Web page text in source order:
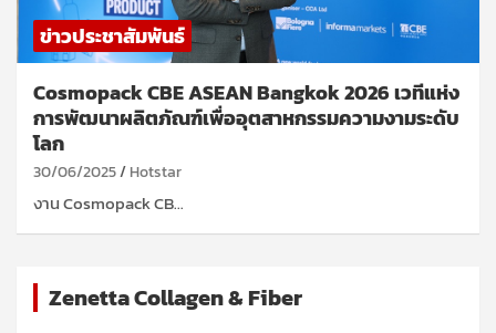
ข่าวประชาสัมพันธ์
Cosmopack CBE ASEAN Bangkok 2026 เวทีแห่ง
การพัฒนาผลิตภัณฑ์เพื่ออุตสาหกรรมความงามระดับ
โลก
30/06/2025 Hotstar
งาน Cosmopack CB…
Zenetta Collagen & Fiber